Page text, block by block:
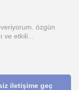
özgün
ve etkili...
iletişime geç